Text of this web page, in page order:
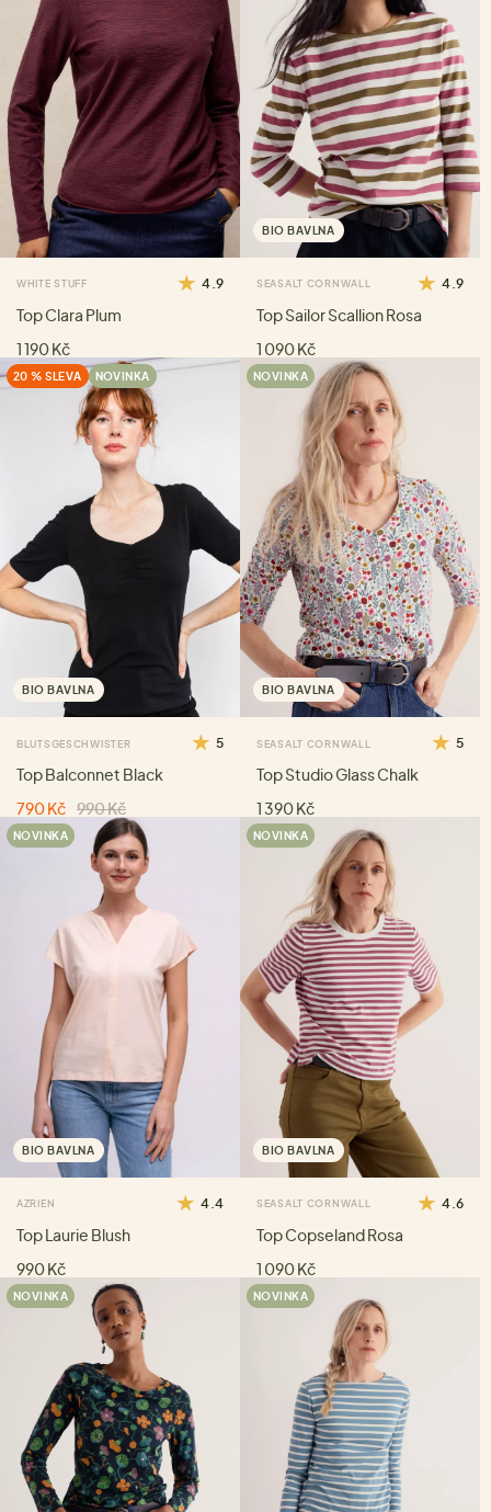
WHITE STUFF 4.9
Top Clara Plum
1 190 Kč
BIO BAVLNA
SEASALT CORNWALL 4.9
Top Sailor Scallion Rosa
1 090 Kč
20 % SLEVA NOVINKA
BIO BAVLNA
BLUTSGESCHWISTER 5
Top Balconnet Black
790 Kč 990 Kč
NOVINKA
BIO BAVLNA
SEASALT CORNWALL 5
Top Studio Glass Chalk
1 390 Kč
NOVINKA
BIO BAVLNA
AZRIEN 4.4
Top Laurie Blush
990 Kč
NOVINKA
BIO BAVLNA
SEASALT CORNWALL 4.6
Top Copseland Rosa
1 090 Kč
NOVINKA NOVINKA